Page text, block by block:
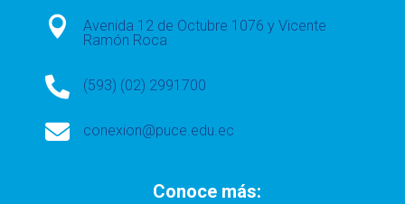

Avenida 12 de Octubre 1076 y Vicente
Ramón Roca
 (593) (02) 2991700
 conexion@puce.edu.ec
Conoce más: